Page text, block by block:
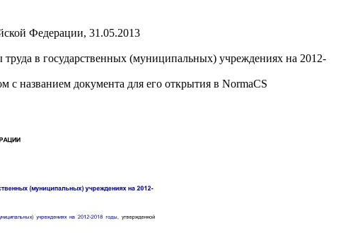
Федерации, 31.05.2013
в государственных (муниципальных) учреждениях на 2012-
с названием документа для его открытия в NormaCS